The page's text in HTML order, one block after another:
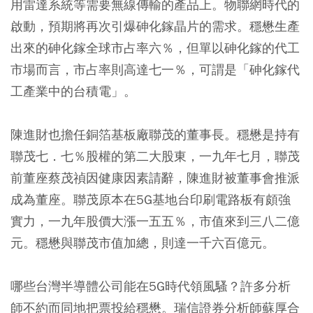
用雷達系統等需要無線傳輸的產品上。物聯網時代的
啟動，預期將再次引爆砷化鎵晶片的需求。穩懋生產
出來的砷化鎵全球市占率六％，但單以砷化鎵的代工
市場而言，市占率則高達七一％，可謂是「砷化鎵代
工產業中的台積電」。
陳進財也擔任銅箔基板廠聯茂的董事長。穩懋是持有
聯茂七．七％股權的第二大股東，一九年七月，聯茂
前董座蔡茂禎因健康因素請辭，陳進財被董事會推派
成為董座。聯茂原本在5G基地台印刷電路板有頗強
實力，一九年股價大漲一五五％，市值來到三八二億
元。穩懋與聯茂市值加總，則達一千六百億元。
哪些台灣半導體公司能在5G時代領風騷？許多分析
師不約而同地把票投給穩懋。瑞信證券分析師蘇厚合